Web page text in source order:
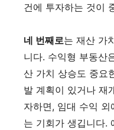
건에 투자하는 것이
네 번째로는 재산 가
니다. 수익형 부동산
산 가치 상승도 중요
발 계획이 있거나 재
자하면, 임대 수익
는 기회가 생깁니다.